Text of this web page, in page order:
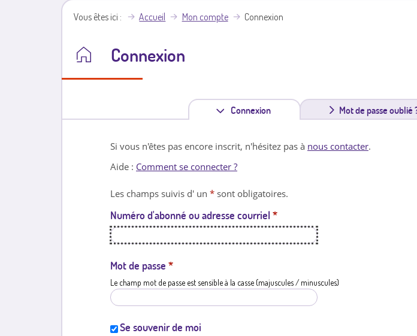
Vous êtes ici Accueil Mon compte Connexion
Connexion
Connexion
n
l
e
Mot de passe oublié
Si vous n'êtes pas encore inscrit, n'hésitez pas à nous contacter.
Aide : Comment se connecter ?
Les champs suivis d' un * sont obligatoires.
Numéro d'abonné ou adresse courriel *
Mot de passe *
Le champ mot de passe est sensible à la casse (majuscules / minuscules)
Se souvenir de moi